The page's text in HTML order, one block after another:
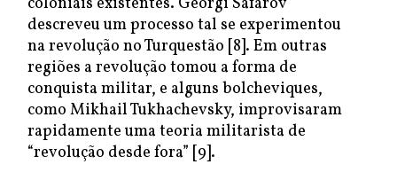
descreveu um processo tal se experimentou
na revolução no Turquestão [8]. Em outras
regiões a revolução tomou a forma de
conquista militar, e alguns bolcheviques,
como Mikhail Tukhachevsky, improvisaram
rapidamente uma teoria militarista de
“revolução desde fora” [9].